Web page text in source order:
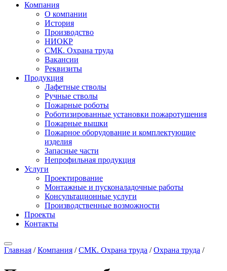
Компания
О компании
История
Производство
НИОКР
СМК. Охрана труда
Вакансии
Реквизиты
Продукция
Лафетные стволы
Ручные стволы
Пожарные роботы
Роботизированные установки пожаротушения
Пожарные вышки
Пожарное оборудование и комплектующие
изделия
Запасные части
Непрофильная продукция
Услуги
Проектирование
Монтажные и пусконаладочные работы
Консультационные услуги
Производственные возможности
Проекты
Контакты
Главная /Компания /СМК. Охрана труда /Охрана труда /